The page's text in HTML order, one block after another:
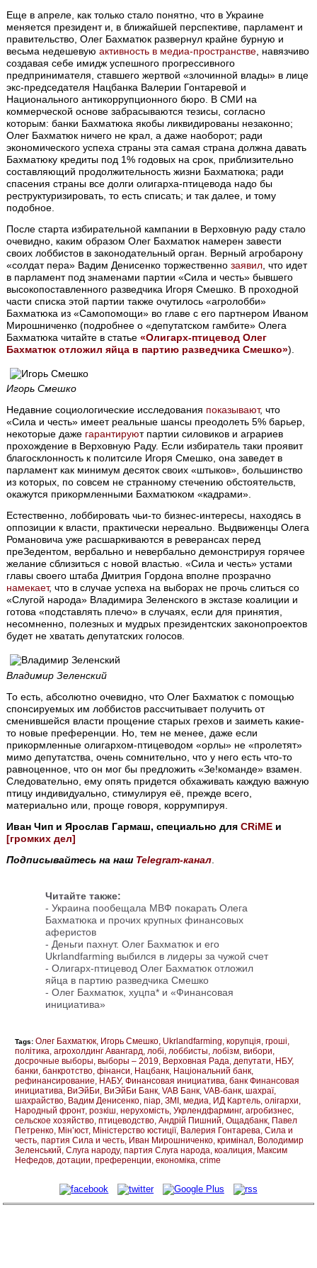
Еще в апреле, как только стало понятно, что в Украине
меняется президент и, в ближайшей перспективе, парламент и
правительство, Олег Бахматюк развернул крайне бурную и
весьма недешевуюактивность в медиа-пространстве , навязчиво
создавая себе имидж успешного прогрессивного
предпринимателя, ставшего жертвой «злочинной влады» в лице
экс-председателя Нацбанка Валерии Гонтаревой и
Национального антикоррупционного бюро. В СМИ на
коммерческой основе забрасываются тезисы, согласно
которым: банки Бахматюка якобы ликвидированы незаконно;
Олег Бахматюк ничего не крал, а даже наоборот; ради
экономического успеха страны эта самая страна должна давать
Бахматюку кредиты под 1% годовых на срок, приблизительно
составляющий продолжительность жизни Бахматюка; ради
спасения страны все долги олигарха-птицевода надо бы
реструктуризировать, то есть списать; и так далее, и тому
подобное.
После старта избирательной кампании в Верховную раду стало
очевидно, каким образом Олег Бахматюк намерен завести
своих лоббистов в законодательный орган. Верный агробарону
«солдат пера» Вадим Денисенко торжественнозаявил , что идет
в парламент под знаменами партии «Сила и честь» бывшего
высокопоставленного разведчика Игоря Смешко. В проходной
части списка этой партии также очутилось «агролобби»
Бахматюка из «Самопомощи» во главе с его партнером Иваном
Мирошниченко (подробнее о «депутатском гамбите» Олега
Бахматюка читайте в статье«Олигарх-птицевод Олег
Бахматюк отложил яйца в партию разведчика Смешко»).
Игорь Смешко
Недавние социологические исследования показывают, что
«Сила и честь» имеет реальные шансы преодолеть 5% барьер,
некоторые даже гарантируют партии силовиков и аграриев
прохождение в Верховную Раду. Если избиратель таки проявит
благосклонность к политсиле Игоря Смешко, она заведет в
парламент как минимум десяток своих «штыков», большинство
из которых, по совсем не странному стечению обстоятельств,
окажутся прикормленными Бахматюком «кадрами».
Естественно, лоббировать чьи-то бизнес-интересы, находясь в
оппозиции к власти, практически нереально. Выдвиженцы Олега
Романовича уже расшаркиваются в реверансах перед
преЗедентом, вербально и невербально демонстрируя горячее
желание сблизиться с новой властью. «Сила и честь» устами
главы своего штаба Дмитрия Гордона вполне прозрачно
намекает, что в случае успеха на выборах не прочь слиться со
«Слугой народа» Владимира Зеленского в экстазе коалиции и
готова «подставлять плечо» в случаях, если для принятия,
несомненно, полезных и мудрых президентских законопроектов
будет не хватать депутатских голосов.
Владимир Зеленский
То есть, абсолютно очевидно, что Олег Бахматюк с помощью
спонсируемых им лоббистов рассчитывает получить от
сменившейся власти прощение старых грехов и заиметь какие-
то новые преференции. Но, тем не менее, даже если
прикормленные олигархом-птицеводом «орлы» не «пролетят»
мимо депутатства, очень сомнительно, что у него есть что-то
равноценное, что он мог бы предложить «Зе!команде» взамен.
Следовательно, ему опять придется обхаживать каждую важную
птицу индивидуально, стимулируя её, прежде всего,
материально или, проще говоря, коррумпируя.
Иван Чип и Ярослав Гармаш, специально дляCRiME и
[громких дел]
Подписывайтесь на наш Telegram-канал
Читайте также:
-Украина пообещала МВФ покарать Олега
Бахматюка и прочих крупных финансовых
аферистов
- Деньги пахнут. Олег Бахматюк и его
Ukrlandfarming выбился в лидеры за чужой счет
-Олигарх-птицевод Олег Бахматюк отложил
яйца в партию разведчика Смешко
-Олег Бахматюк, хуцпа* и «Финансовая
инициатива»
Tags:Олег Бахматюк Игорь Смешко Ukrlandfarming корупція гроші
політика агрохолдинг Авангард лобі лоббисты лобізм вибори
досрочные выборы выборы – 2019 Верховная Рада депутати НБУ
банки банкротство фінанси Нацбанк Національний банк
рефинансирование НАБУ Финансовая инициатива банк Финансовая
инициатива ВиЭйБи ВиЭйБи Банк VAB Банк VAB-банк шахраї
шахрайство Вадим Денисенко піар ЗМІ медиа ИД Картель олігархи
Народный фронт розкіш нерухомість Укрлендфарминг агробизнес
сельское хозяйство птицеводство Андрій Пишний Ощадбанк Павел
Петренко Мін’юст Міністерство юстиції Валерия Гонтарева Сила и
честь партия Сила и честь Иван Мирошниченко кримінал Володимир
Зеленський Слуга народу партия Слуга народа коалиция Максим
Нефедов дотации преференции економіка crime